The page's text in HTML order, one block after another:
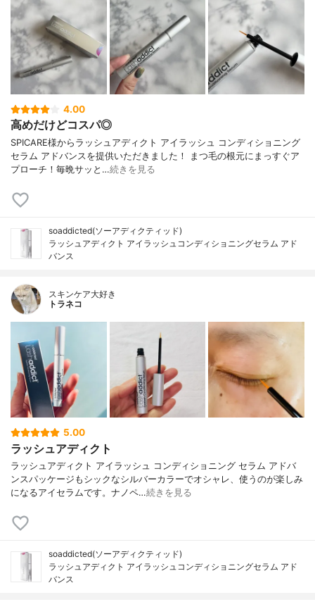
4.00
高めだけどコスパ◎
SPICARE様からラッシュアディクト アイラッシュ コンディショニング
セラム アドバンスを提供いただきました！ まつ毛の根元にまっすぐア
プローチ！毎晩サッと…続きを見る
soaddicted(ソーアディクティッド)
ラッシュアディクト アイラッシュコンディショニングセラム アド
バンス
スキンケア大好き
トラネコ
5.00
ラッシュアディクト
ラッシュアディクト アイラッシュ コンディショニング セラム アドバ
ンスパッケージもシックなシルバーカラーでオシャレ、使うのが楽しみ
になるアイセラムです。ナノペ…続きを見る
soaddicted(ソーアディクティッド)
ラッシュアディクト アイラッシュコンディショニングセラム アド
バンス